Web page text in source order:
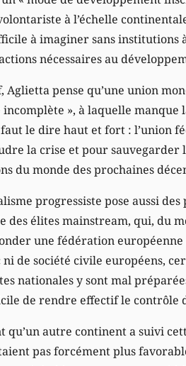
à l’échelle
à imaginer sans
nécessaires au
pense qu’une union
», à laquelle manque
le dire haut et fort : l’union
la crise et pour sauvegarder
du monde des prochaines
progressiste pose aussi
des élites mainstream, qui, du
une fédération
ni de société civile européens,
nationales y sont mal
de rendre effectif le contrôle
qu’un autre continent a suivi
pas forcément plus